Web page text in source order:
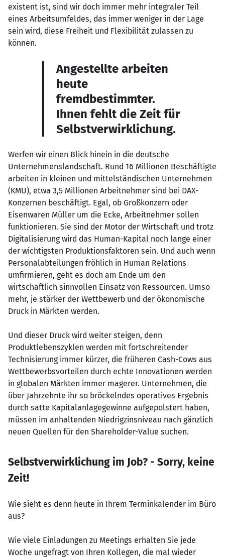
existent ist, sind wir doch immer mehr integraler Teil
eines Arbeitsumfeldes, das immer weniger in der Lage
sein wird, diese Freiheit und Flexibilität zulassen zu
können.
Angestellte arbeiten
heute
fremdbestimmter.
Ihnen fehlt die Zeit für
Selbstverwirklichung.
Werfen wir einen Blick hinein in die deutsche
Unternehmenslandschaft. Rund 16 Millionen Beschäftigte
arbeiten in kleinen und mittelständischen Unternehmen
(KMU), etwa 3,5 Millionen Arbeitnehmer sind bei DAX-
Konzernen beschäftigt. Egal, ob Großkonzern oder
Eisenwaren Müller um die Ecke, Arbeitnehmer sollen
funktionieren. Sie sind der Motor der Wirtschaft und trotz
Digitalisierung wird das Human-Kapital noch lange einer
der wichtigsten Produktionsfaktoren sein. Und auch wenn
Personalabteilungen fröhlich in Human Relations
umfirmieren, geht es doch am Ende um den
wirtschaftlich sinnvollen Einsatz von Ressourcen. Umso
mehr, je stärker der Wettbewerb und der ökonomische
Druck in Märkten werden.
Und dieser Druck wird weiter steigen, denn
Produktlebenszyklen werden mit fortschreitender
Technisierung immer kürzer, die früheren Cash-Cows aus
Wettbewerbsvorteilen durch echte Innovationen werden
in globalen Märkten immer magerer. Unternehmen, die
über Jahrzehnte ihr so bröckelndes operatives Ergebnis
durch satte Kapitalanlagegewinne aufgepolstert haben,
müssen im anhaltenden Niedrigzinsniveau nach gänzlich
neuen Quellen für den Shareholder-Value suchen.
Selbstverwirklichung im Job? - Sorry, keine
Zeit!
Wie sieht es denn heute in Ihrem Terminkalender im Büro
aus?
Wie viele Einladungen zu Meetings erhalten Sie jede
Woche ungefragt von Ihren Kollegen, die mal wieder